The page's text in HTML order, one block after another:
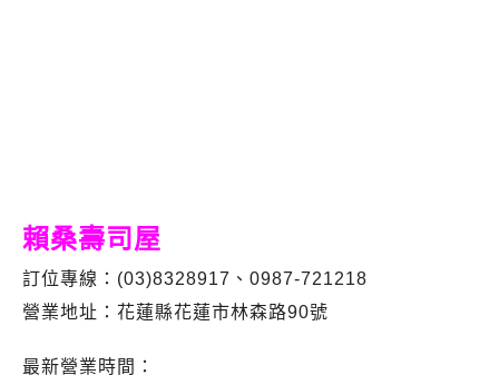
賴桑壽司屋
訂位專線：(03)8328917、0987-721218
營業地址：花蓮縣花蓮市林森路90號
最新營業時間：